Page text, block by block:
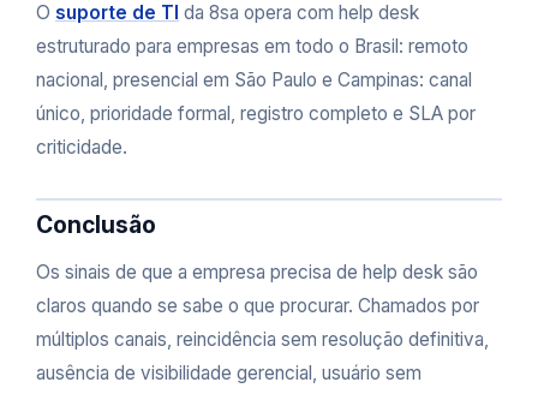
O suporte de TI da 8sa opera com help desk
estruturado para empresas em todo o Brasil: remoto
nacional, presencial em São Paulo e Campinas: canal
único, prioridade formal, registro completo e SLA por
criticidade.
Conclusão
Os sinais de que a empresa precisa de help desk são
claros quando se sabe o que procurar. Chamados por
múltiplos canais, reincidência sem resolução definitiva,
ausência de visibilidade gerencial, usuário sem